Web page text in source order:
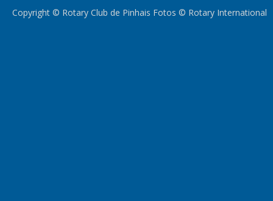
Copyright © Rotary Club de Pinhais Fotos © Rotary International